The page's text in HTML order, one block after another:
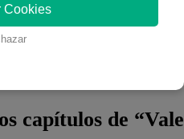
y noticias
y noticias de última
capítulos de
Cookies